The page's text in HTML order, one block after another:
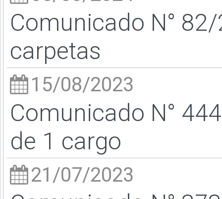
Comunicado N°
carpetas
15/08/2023
Comunicado N°
de 1 cargo
21/07/2023